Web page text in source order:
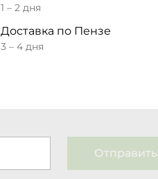
1 – 2 дня
Доставка по Пензе
3 – 4 дня
Отправить